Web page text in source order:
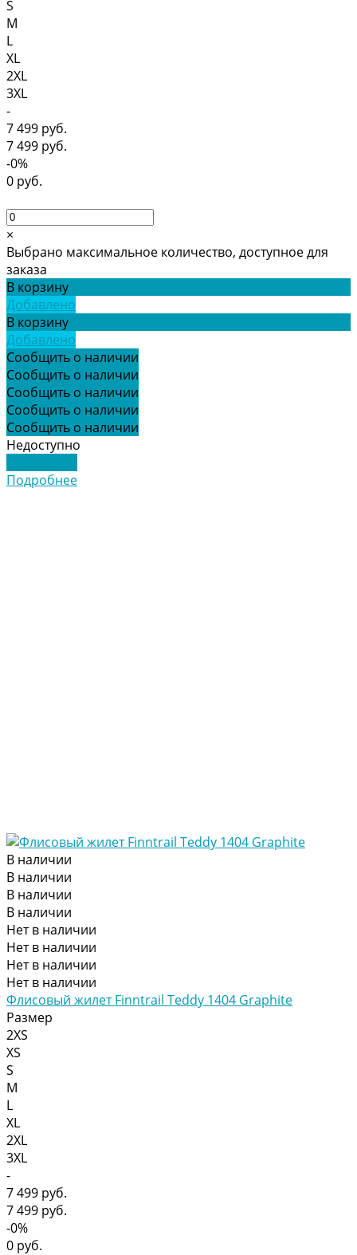
S
M
L
XL
2XL
3XL
-
7 499 руб.
7 499 руб.
-0%
0 руб.
×
Выбрано максимальное количество, доступное для
заказа
В корзину
Добавлено
В корзину
Добавлено
Сообщить о наличии
Сообщить о наличии
Сообщить о наличии
Сообщить о наличии
Сообщить о наличии
Недоступно
Подробнее
В наличии
В наличии
В наличии
В наличии
Нет в наличии
Нет в наличии
Нет в наличии
Нет в наличии
Флисовый жилет Finntrail Teddy 1404 Graphite
Размер
2XS
XS
S
M
L
XL
2XL
3XL
-
7 499 руб.
7 499 руб.
-0%
0 руб.